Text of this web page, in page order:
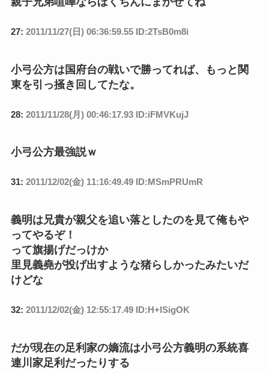
27: 2011/11/27(日) 06:36:59.55 ID:2TsB0m8i
小弓公方は国府台の戦いで勝ってれば、もっと関
東を引っ掻き回してたな。
28: 2011/11/28(月) 00:46:17.93 ID:iFMVKujJ
小弓公方最強説ｗ
31: 2011/12/02(金) 11:16:49.49 ID:MSmPRUmR
義明は兄貴が親父を追い落としたのを見て俺もや
ってやるぞ！
って旗揚げだっけか
里見義堯が投げ出すような猪らしかったみたいだ
けどな
32: 2011/12/02(金) 12:55:17.49 ID:H+lSigOK
だが現在の足利家の嫡流は小弓公方義明の系統喜
連川家足利だったりする